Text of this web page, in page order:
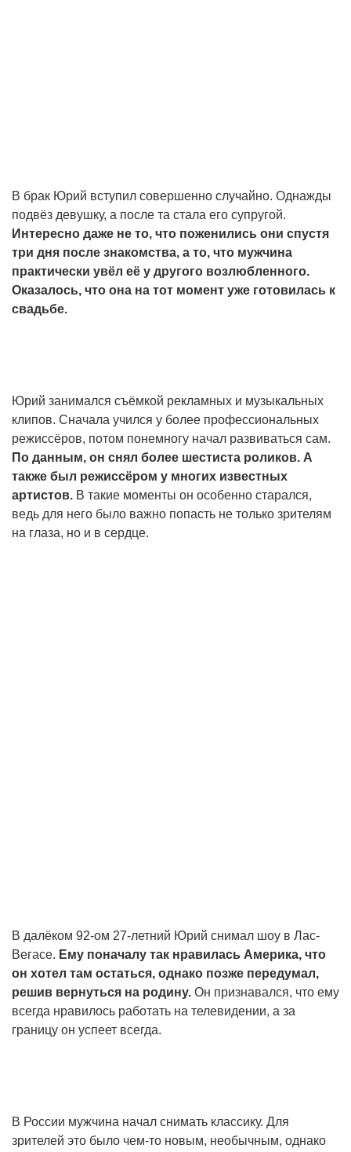
В брак Юрий вступил совершенно случайно. Однажды
подвёз девушку, а после та стала его супругой.
Интересно даже не то, что поженились они спустя
три дня после знакомства, а то, что мужчина
практически увёл её у другого возлюбленного.
Оказалось, что она на тот момент уже готовилась к
свадьбе.
Юрий занимался съёмкой рекламных и музыкальных
клипов. Сначала учился у более профессиональных
режиссёров, потом понемногу начал развиваться сам.
По данным, он снял более шестиста роликов. А
также был режиссёром у многих известных
артистов. В такие моменты он особенно старался,
ведь для него было важно попасть не только зрителям
на глаза, но и в сердце.
В далёком 92-ом 27-летний Юрий снимал шоу в Лас-
Вегасе. Ему поначалу так нравилась Америка, что
он хотел там остаться, однако позже передумал,
решив вернуться на родину. Он признавался, что ему
всегда нравилось работать на телевидении, а за
границу он успеет всегда.
В России мужчина начал снимать классику. Для
зрителей это было чем-то новым, необычным, однако